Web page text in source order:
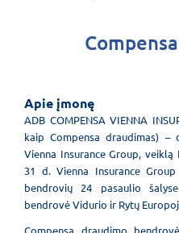
Apie įmonę
ADB COMPENSA VIENNA
kaip Compensa draudimas) –
Vienna Insurance Group, veiklą
31 d. Vienna Insurance Group
bendrovių 24 pasaulio
bendrovė Vidurio ir Rytų
Compensa draudimo